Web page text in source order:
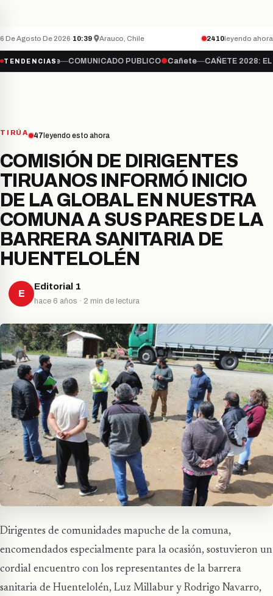
6 De Agosto De 2026·10:39· Arauco, Chile 2410leyendo ahora
TENDENCIAS
— COMUNICADO PUBLICO ●Cañete—CAÑETE 2028: EL
TIRÚA 47 leyendo esto ahora
COMISIÓN DE DIRIGENTES
TIRUANOS INFORMÓ INICIO
DE LA GLOBAL EN NUESTRA
COMUNA A SUS PARES DE LA
BARRERA SANITARIA DE
HUENTELOLÉN
E
Editorial 1
hace 6 años · 2 min de lectura
Dirigentes de comunidades mapuche de la comuna,
encomendados especialmente para la ocasión, sostuvieron un
cordial encuentro con los representantes de la barrera
sanitaria de Huentelolén, Luz Millabur y Rodrigo Navarro,